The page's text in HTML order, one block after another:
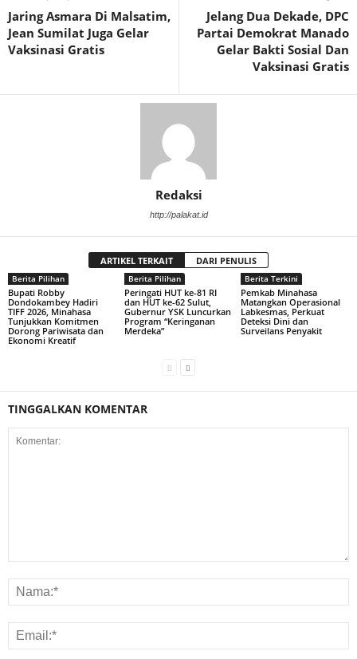
Jaring Asmara Di Malsatim,
Jean Sumilat Juga Gelar
Vaksinasi Gratis
Jelang Dua Dekade, DPC
Partai Demokrat Manado
Gelar Bakti Sosial Dan
Vaksinasi Gratis
Redaksi
http://palakat.id
ARTIKEL TERKAIT DARI PENULIS
Berita Pilihan
Bupati Robby
Dondokambey Hadiri
TIFF 2026, Minahasa
Tunjukkan Komitmen
Dorong Pariwisata dan
Ekonomi Kreatif
Berita Pilihan
Peringati HUT ke-81 RI
dan HUT ke-62 Sulut,
Gubernur YSK Luncurkan
Program “Keringanan
Merdeka”
Berita Terkini
Pemkab Minahasa
Matangkan Operasional
Labkesmas, Perkuat
Deteksi Dini dan
Surveilans Penyakit
TINGGALKAN KOMENTAR